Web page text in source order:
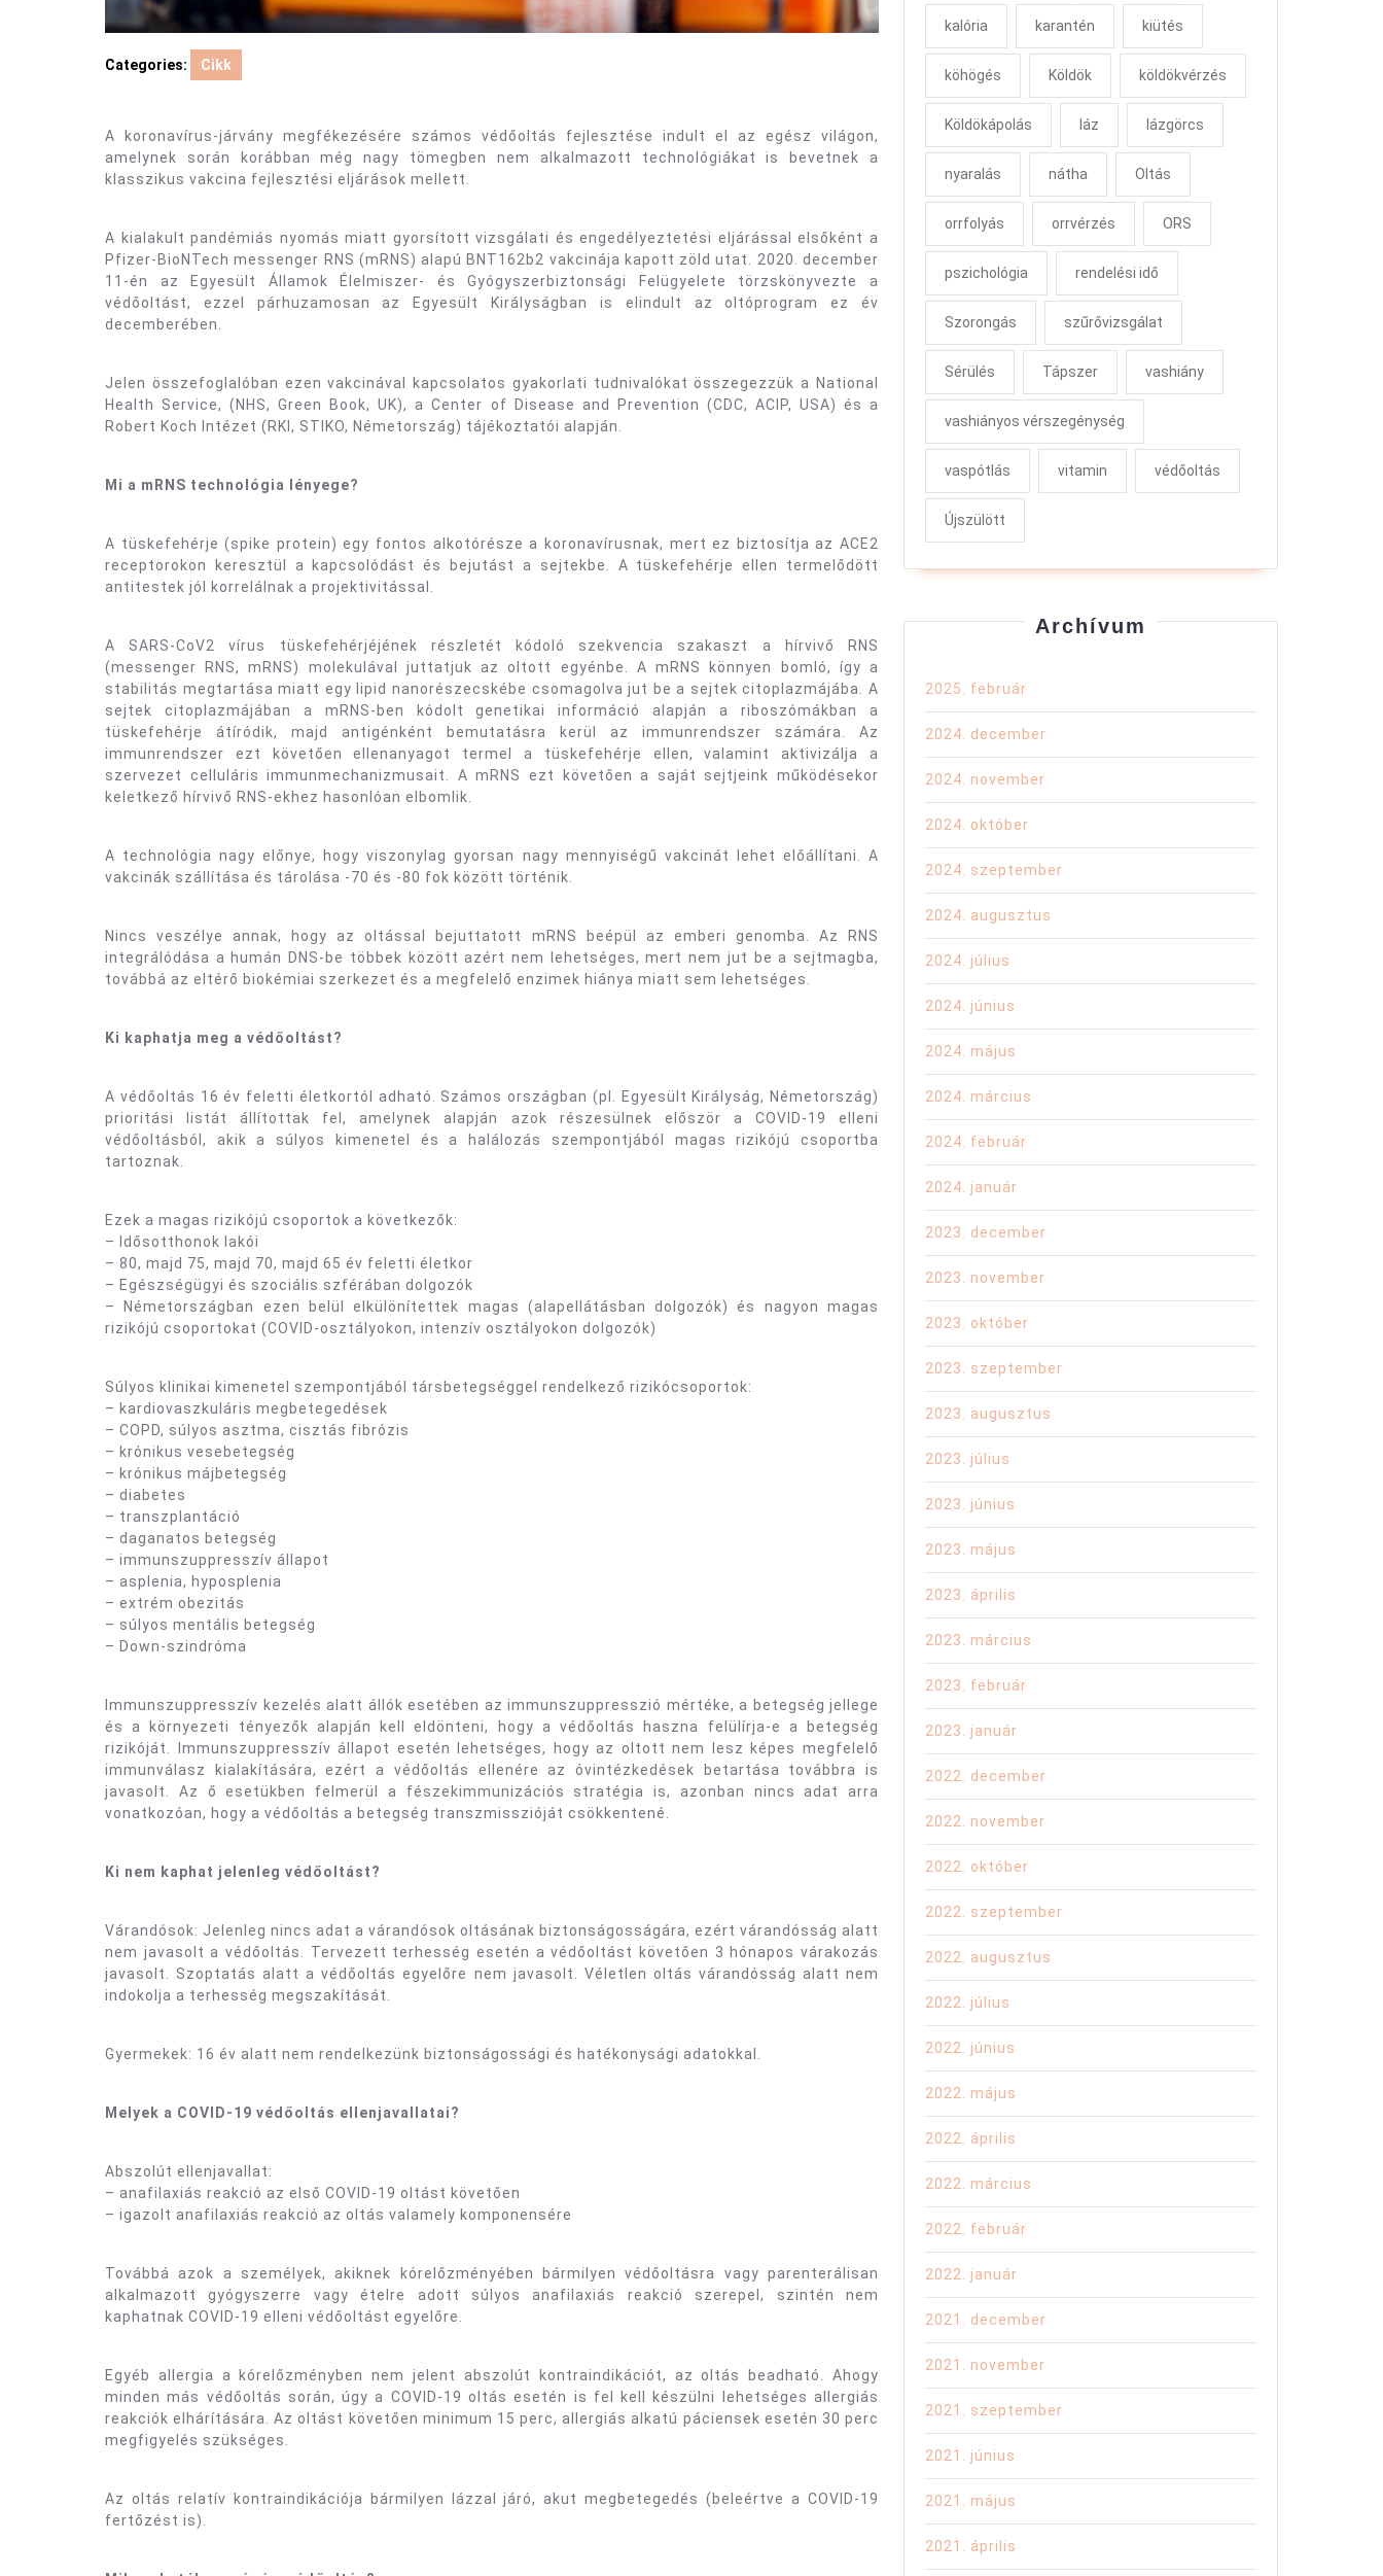
Categories: Cikk
A koronavírus-járvány megfékezésére számos védőoltás fejlesztése indult el az egész világon,
amelynek során korábban még nagy tömegben nem alkalmazott technológiákat is bevetnek a
klasszikus vakcina fejlesztési eljárások mellett.
A kialakult pandémiás nyomás miatt gyorsított vizsgálati és engedélyeztetési eljárással elsőként a
Pfizer-BioNTech messenger RNS (mRNS) alapú BNT162b2 vakcinája kapott zöld utat. 2020. december
11-én az Egyesült Államok Élelmiszer- és Gyógyszerbiztonsági Felügyelete törzskönyvezte a
védőoltást, ezzel párhuzamosan az Egyesült Királyságban is elindult az oltóprogram ez év
decemberében.
Jelen összefoglalóban ezen vakcinával kapcsolatos gyakorlati tudnivalókat összegezzük a National
Health Service, (NHS, Green Book, UK), a Center of Disease and Prevention (CDC, ACIP, USA) és a
Robert Koch Intézet (RKI, STIKO, Németország) tájékoztatói alapján.
Mi a mRNS technológia lényege?
A tüskefehérje (spike protein) egy fontos alkotórésze a koronavírusnak, mert ez biztosítja az ACE2
receptorokon keresztül a kapcsolódást és bejutást a sejtekbe. A tüskefehérje ellen termelődött
antitestek jól korrelálnak a projektivitással.
A SARS-CoV2 vírus tüskefehérjéjének részletét kódoló szekvencia szakaszt a hírvivő RNS
(messenger RNS, mRNS) molekulával juttatjuk az oltott egyénbe. A mRNS könnyen bomló, így a
stabilitás megtartása miatt egy lipid nanorészecskébe csomagolva jut be a sejtek citoplazmájába. A
sejtek citoplazmájában a mRNS-ben kódolt genetikai információ alapján a riboszómákban a
tüskefehérje átíródik, majd antigénként bemutatásra kerül az immunrendszer számára. Az
immunrendszer ezt követően ellenanyagot termel a tüskefehérje ellen, valamint aktivizálja a
szervezet celluláris immunmechanizmusait. A mRNS ezt követően a saját sejtjeink működésekor
keletkező hírvivő RNS-ekhez hasonlóan elbomlik.
A technológia nagy előnye, hogy viszonylag gyorsan nagy mennyiségű vakcinát lehet előállítani. A
vakcinák szállítása és tárolása -70 és -80 fok között történik.
Nincs veszélye annak, hogy az oltással bejuttatott mRNS beépül az emberi genomba. Az RNS
integrálódása a humán DNS-be többek között azért nem lehetséges, mert nem jut be a sejtmagba,
továbbá az eltérő biokémiai szerkezet és a megfelelő enzimek hiánya miatt sem lehetséges.
Ki kaphatja meg a védőoltást?
A védőoltás 16 év feletti életkortól adható. Számos országban (pl. Egyesült Királyság, Németország)
prioritási listát állítottak fel, amelynek alapján azok részesülnek először a COVID-19 elleni
védőoltásból, akik a súlyos kimenetel és a halálozás szempontjából magas rizikójú csoportba
tartoznak.
Ezek a magas rizikójú csoportok a következők:
– Idősotthonok lakói
– 80, majd 75, majd 70, majd 65 év feletti életkor
– Egészségügyi és szociális szférában dolgozók
– Németországban ezen belül elkülönítettek magas (alapellátásban dolgozók) és nagyon magas
rizikójú csoportokat (COVID-osztályokon, intenzív osztályokon dolgozók)
Súlyos klinikai kimenetel szempontjából társbetegséggel rendelkező rizikócsoportok:
– kardiovaszkuláris megbetegedések
– COPD, súlyos asztma, cisztás fibrózis
– krónikus vesebetegség
– krónikus májbetegség
– diabetes
– transzplantáció
– daganatos betegség
– immunszuppresszív állapot
– asplenia, hyposplenia
– extrém obezitás
– súlyos mentális betegség
– Down-szindróma
Immunszuppresszív kezelés alatt állók esetében az immunszuppresszió mértéke, a betegség jellege
és a környezeti tényezők alapján kell eldönteni, hogy a védőoltás haszna felülírja-e a betegség
rizikóját. Immunszuppresszív állapot esetén lehetséges, hogy az oltott nem lesz képes megfelelő
immunválasz kialakítására, ezért a védőoltás ellenére az óvintézkedések betartása továbbra is
javasolt. Az ő esetükben felmerül a fészekimmunizációs stratégia is, azonban nincs adat arra
vonatkozóan, hogy a védőoltás a betegség transzmisszióját csökkentené.
Ki nem kaphat jelenleg védőoltást?
Várandósok: Jelenleg nincs adat a várandósok oltásának biztonságosságára, ezért várandósság alatt
nem javasolt a védőoltás. Tervezett terhesség esetén a védőoltást követően 3 hónapos várakozás
javasolt. Szoptatás alatt a védőoltás egyelőre nem javasolt. Véletlen oltás várandósság alatt nem
indokolja a terhesség megszakítását.
Gyermekek: 16 év alatt nem rendelkezünk biztonságossági és hatékonysági adatokkal.
Melyek a COVID-19 védőoltás ellenjavallatai?
Abszolút ellenjavallat:
– anafilaxiás reakció az első COVID-19 oltást követően
– igazolt anafilaxiás reakció az oltás valamely komponensére
Továbbá azok a személyek, akiknek kórelőzményében bármilyen védőoltásra vagy parenterálisan
alkalmazott gyógyszerre vagy ételre adott súlyos anafilaxiás reakció szerepel, szintén nem
kaphatnak COVID-19 elleni védőoltást egyelőre.
Egyéb allergia a kórelőzményben nem jelent abszolút kontraindikációt, az oltás beadható. Ahogy
minden más védőoltás során, úgy a COVID-19 oltás esetén is fel kell készülni lehetséges allergiás
reakciók elhárítására. Az oltást követően minimum 15 perc, allergiás alkatú páciensek esetén 30 perc
megfigyelés szükséges.
Az oltás relatív kontraindikációja bármilyen lázzal járó, akut megbetegedés (beleértve a COVID-19
fertőzést is).
kalória karantén kiütés
köhögés Köldök köldökvérzés
Köldökápolás láz lázgörcs
nyaralás nátha Oltás
orrfolyás orrvérzés ORS
pszichológia rendelési idő
Szorongás szűrővizsgálat
Sérülés Tápszer vashiány
vashiányos vérszegénység
vaspótlás vitamin védőoltás
Újszülött
Archívum
2025. február
2024. december
2024. november
2024. október
2024. szeptember
2024. augusztus
2024. július
2024. június
2024. május
2024. március
2024. február
2024. január
2023. december
2023. november
2023. október
2023. szeptember
2023. augusztus
2023. július
2023. június
2023. május
2023. április
2023. március
2023. február
2023. január
2022. december
2022. november
2022. október
2022. szeptember
2022. augusztus
2022. július
2022. június
2022. május
2022. április
2022. március
2022. február
2022. január
2021. december
2021. november
2021. szeptember
2021. június
2021. május
2021. április